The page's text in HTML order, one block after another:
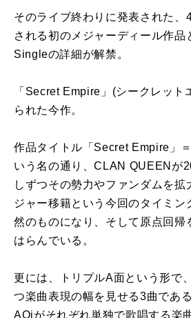
そのライブ終わりに発表された、
される初のメジャーディール作品
Singleの詳細が解禁。
「Secret Empire」(シークレット
られた今作。
作品タイトル「Secret Empire」
いう名の通り、CLAN QUEENが
しずつその勢力やファンダムを拡
ジャー移籍という今回のタイミン
然のものになり、そして原点回帰
はらんでいる。
更には、トリプルA面という形で
つ楽曲表現の幅を見せる3曲であ
AOiがそれぞれ単独で歌唱する楽